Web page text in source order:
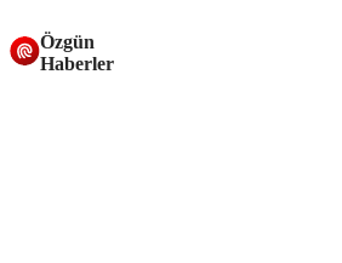
Özgün
Haberler